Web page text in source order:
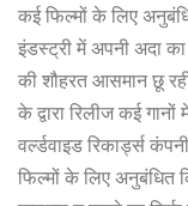
कई फिल्मों के लिए
इंडस्ट्री में अपनी अदा
की शौहरत आसमान छू
के द्वारा रिलीज कई
वर्ल्डवाइड रिकार्ड्स
फिल्मों के लिए अनुबंधित